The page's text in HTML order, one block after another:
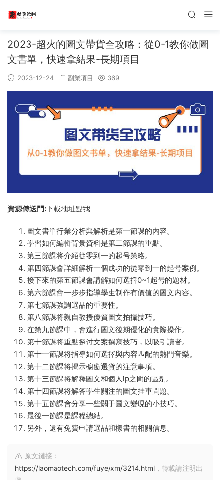
2023-超火的圖文帶貨全攻略：從0-1教你做圖
文書單，快速拿結果-長期項目
2023-12-24 副業項目 369
資源傳送門:下載地址點我
圖文書單行業分析與解析是第一節課的内容。
學習如何編輯背景資料是第二節課的重點。
第三節課将介紹從零到一的起号策略。
第四節課會詳細解析一個成功的從零到一的起号案例。
接下來的第五節課會講解如何選擇0~1起号的題材。
第六節課會一步步指導學生制作有價值的圖文内容。
第七節課強調選品的重要性。
第八節課将親自教授優質圖文拍攝技巧。
在第九節課中，會進行圖文後期優化的實際操作。
第十節課将重點探讨文案撰寫技巧，以吸引讀者。
第十一節課将指導如何選擇與内容匹配的熱門音樂。
第十二節課将揭示櫥窗選貨的注意事項。
第十三節課将解釋圖文和個人ip之間的區别。
第十四節課将解答學生關注的圖文挂車問題。
第十五節課會分享一些關于圖文變現的小技巧。
最後一節課是課程總結。
另外，還有免費申請選品和樣書的相關信息。
原文鏈接：
https://laomaotech.com/fuye/xm/3214.html ，轉載請注明出